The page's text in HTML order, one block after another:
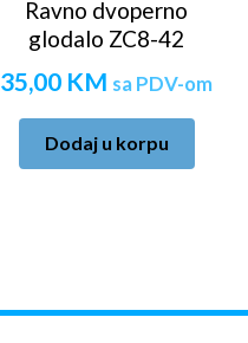
Ravno dvoperno
glodalo ZC8-42
35,00 KM sa PDV-om
Dodaj u korpu